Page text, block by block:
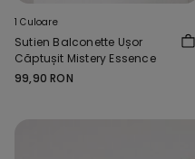
1 Culoare
Sutien Balconette Ușor
Căptușit Mistery Essence
99,90 RON